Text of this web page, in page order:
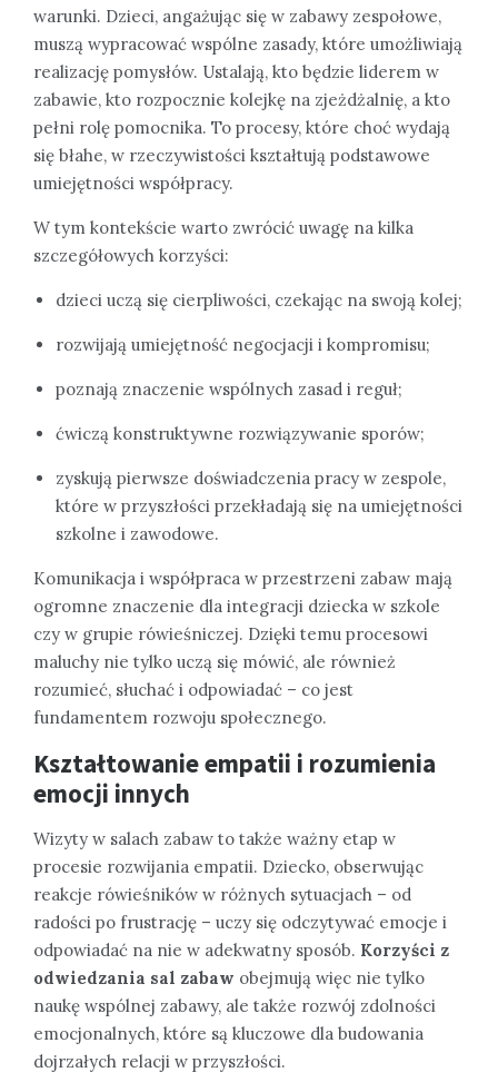
warunki. Dzieci, angażując się w zabawy zespołowe,
muszą wypracować wspólne zasady, które umożliwiają
realizację pomysłów. Ustalają, kto będzie liderem w
zabawie, kto rozpocznie kolejkę na zjeżdżalnię, a kto
pełni rolę pomocnika. To procesy, które choć wydają
się błahe, w rzeczywistości kształtują podstawowe
umiejętności współpracy.
W tym kontekście warto zwrócić uwagę na kilka
szczegółowych korzyści:
dzieci uczą się cierpliwości, czekając na swoją kolej;
rozwijają umiejętność negocjacji i kompromisu;
poznają znaczenie wspólnych zasad i reguł;
ćwiczą konstruktywne rozwiązywanie sporów;
zyskują pierwsze doświadczenia pracy w zespole,
które w przyszłości przekładają się na umiejętności
szkolne i zawodowe.
Komunikacja i współpraca w przestrzeni zabaw mają
ogromne znaczenie dla integracji dziecka w szkole
czy w grupie rówieśniczej. Dzięki temu procesowi
maluchy nie tylko uczą się mówić, ale również
rozumieć, słuchać i odpowiadać – co jest
fundamentem rozwoju społecznego.
Kształtowanie empatii i rozumienia
emocji innych
Wizyty w salach zabaw to także ważny etap w
procesie rozwijania empatii. Dziecko, obserwując
reakcje rówieśników w różnych sytuacjach – od
radości po frustrację – uczy się odczytywać emocje i
odpowiadać na nie w adekwatny sposób. Korzyści z
odwiedzania sal zabaw obejmują więc nie tylko
naukę wspólnej zabawy, ale także rozwój zdolności
emocjonalnych, które są kluczowe dla budowania
dojrzałych relacji w przyszłości.